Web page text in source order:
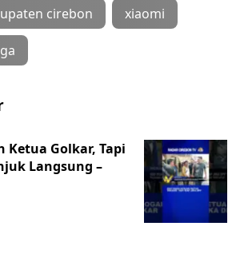
cirebon xiaomi
Ketua Golkar, Tapi
Langsung –